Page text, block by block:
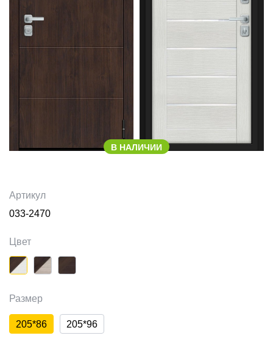
В НАЛИЧИИ
Артикул
033-2470
Цвет
Размер
205*86 205*96